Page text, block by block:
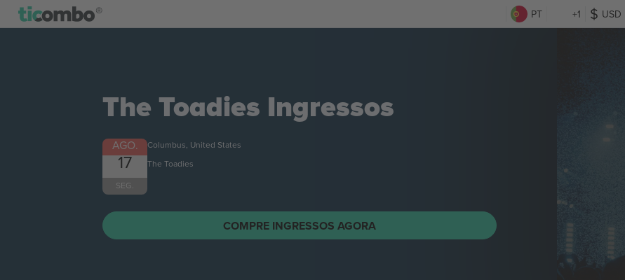
PT +1 USD
The Toadies Ingressos
AGO.
17
SEG.
Columbus, United States
The Toadies
COMPRE INGRESSOS AGORA